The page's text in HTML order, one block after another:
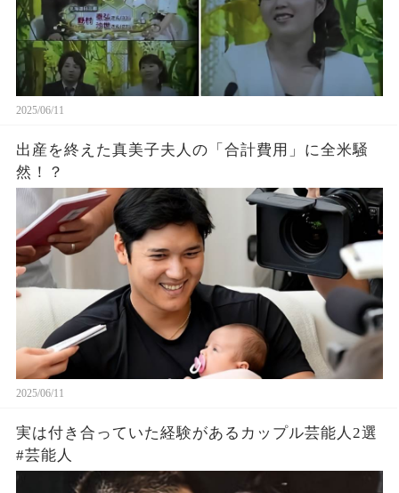
2025/06/11
出産を終えた真美子夫人の「合計費用」に全米騒
然！？
2025/06/11
実は付き合っていた経験があるカップル芸能人2選
#芸能人